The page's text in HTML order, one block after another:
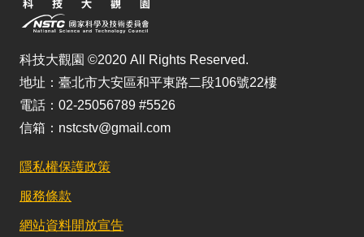
科技大觀園 ©2020 All Rights Reserved.
地址：臺北市大安區和平東路二段106號22樓
電話：02-25056789 #5526
信箱：nstcstv@gmail.com
隱私權保護政策
服務條款
網站資料開放宣告